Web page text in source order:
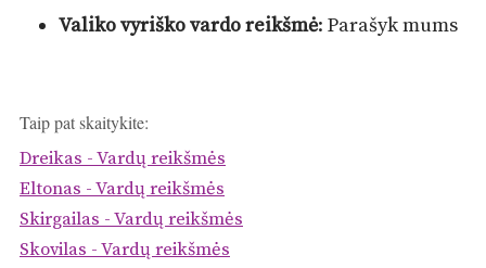
Valiko vyriško vardo reikšmė: Parašyk mums
Taip pat skaitykite:
Dreikas - Vardų reikšmės
Eltonas - Vardų reikšmės
Skirgailas - Vardų reikšmės
Skovilas - Vardų reikšmės